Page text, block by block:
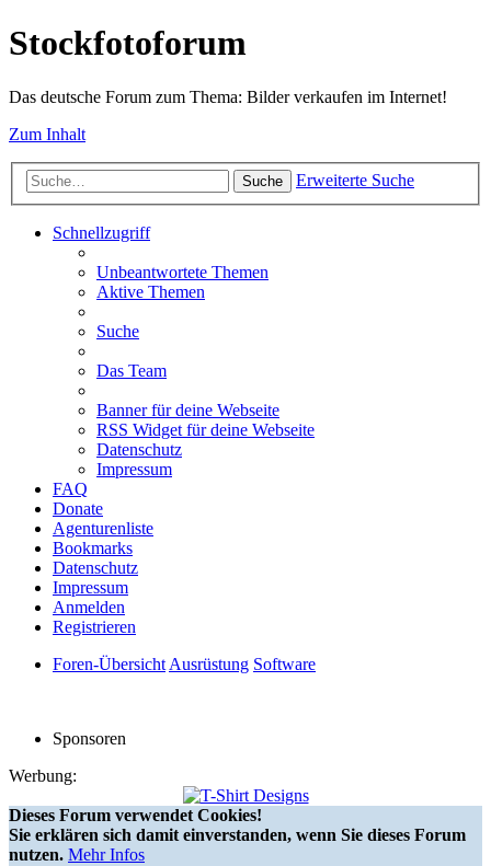
Stockfotoforum
Das deutsche Forum zum Thema: Bilder verkaufen im Internet!
Zum Inhalt
Suche Erweiterte Suche
Schnellzugriff
Unbeantwortete Themen
Aktive Themen
Suche
Das Team
Banner für deine Webseite
RSS Widget für deine Webseite
Datenschutz
Impressum
FAQ
Donate
Agenturenliste
Bookmarks
Datenschutz
Impressum
Anmelden
Registrieren
Foren-ÜbersichtAusrüstung Software
Sponsoren
Werbung:
Dieses Forum verwendet Cookies!
Sie erklären sich damit einverstanden, wenn Sie dieses Forum
nutzen. Mehr Infos